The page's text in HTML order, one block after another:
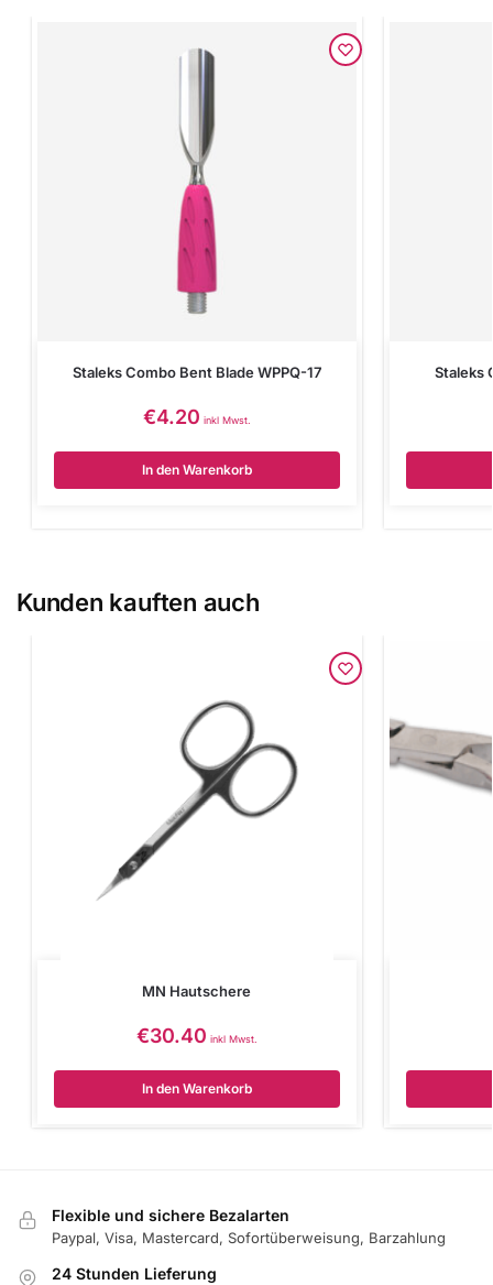
Staleks Combo Bent Blade WPPQ-17
€4.20 inkl Mwst.
In den Warenkorb
Staleks
Kunden kauften auch
MN Hautschere
€30.40 inkl Mwst.
In den Warenkorb
Flexible und sichere Bezalarten
Paypal, Visa, Mastercard, Sofortüberweisung, Barzahlung
24 Stunden Lieferung